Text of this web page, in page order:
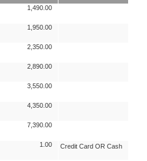
1,490.00
1,950.00
2,350.00
2,890.00
3,550.00
4,350.00
7,390.00
1.00 Credit Card OR Cash